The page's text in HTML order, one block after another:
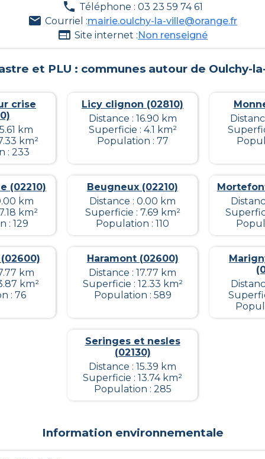
Téléphone : 03 23 59 74 61
Courriel :mairie.oulchy-la-ville@orange.fr
Site internet :Non renseigné
et PLU : communes autour de Oulchy-
crise
km
km²
: 233
Licy clignon (02810)
Distance : 16.90 km
Superficie : 4.1 km²
Population : 77
(02210)
km
km²
: 129
Beugneux (02210)
Distance : 0.00 km
Superficie : 7.69 km²
Population : 110
km
km²
: 76
Haramont (02600)
Distance : 17.77 km
Superficie : 12.33 km²
Population : 589
Seringes et nesles
(02130)
Distance : 15.39 km
Superficie : 13.74 km²
Population : 285
Information environnementale